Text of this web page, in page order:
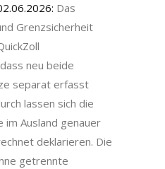
Das
Grenzsicherheit
neu beide
separat erfasst
lassen sich die
im Ausland genauer
deklarieren. Die
getrennte